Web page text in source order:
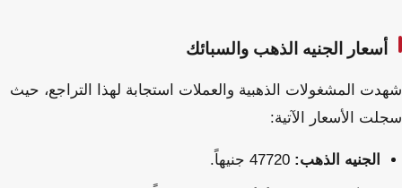
أسعار الجنيه الذهب والسبائك
شهدت المشغولات الذهبية والعملات استجابة لهذا التراجع، حيث
سجلت الأسعار الآتية:
الجنيه الذهب: